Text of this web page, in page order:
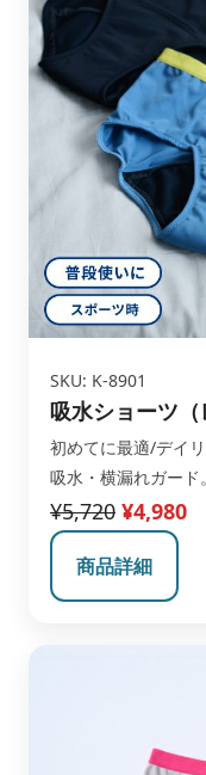
SKU: K-8901
吸水ショーツ（
初めてに最適/デイ
吸水・横漏れガード。
¥5,720 ¥4,980
商品詳細